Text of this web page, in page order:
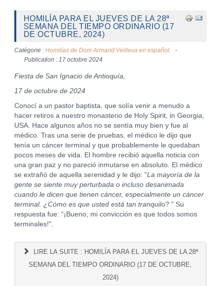
HOMILÍA PARA EL JUEVES DE LA 28ª
SEMANA DEL TIEMPO ORDINARIO (17
DE OCTUBRE, 2024)
Catégorie : Homilías de Dom Armand Veilleux en español.
Publication : 17 octobre 2024
Fiesta de San Ignacio de Antioquía,
17 de octubre de 2024
Conocí a un pastor baptista, que solía venir a menudo a
hacer retiros a nuestro monasterio de Holy Spirit, in Georgia,
USA. Hace algunos años no se sentía muy bien y fue al
médico. Tras una serie de pruebas, el médico le dijo que
tenía un cáncer terminal y que probablemente le quedaban
pocos meses de vida. El hombre recibió aquella noticia con
una gran paz y no pareció inmutarse en absoluto. El médico
se extrañó de aquella serenidad y le dijo: "La mayoría de la
gente se siente muy perturbada o incluso desanimada
cuando le dicen que tienen cáncer, especialmente un cáncer
terminal. ¿Cómo es que usted está tan tranquilo? " Su
respuesta fue: “¡Bueno, mi convicción es que todos somos
terminales!".
LIRE LA SUITE : HOMILÍA PARA EL JUEVES DE LA 28ª
SEMANA DEL TIEMPO ORDINARIO (17 DE OCTUBRE,
2024)